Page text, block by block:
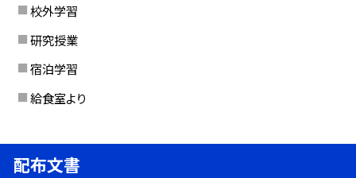
校外学習
研究授業
宿泊学習
給食室より
配布文書